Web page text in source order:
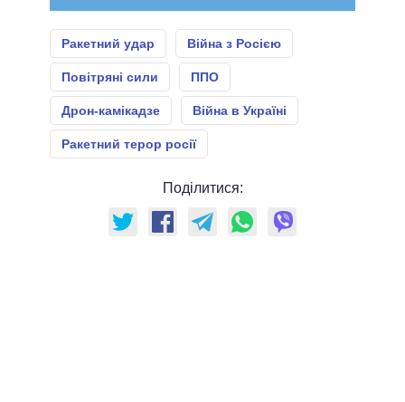
Ракетний удар Війна з Росією
Повітряні сили ППО
Дрон-камікадзе Війна в Україні
Ракетний терор росії
Поділитися: